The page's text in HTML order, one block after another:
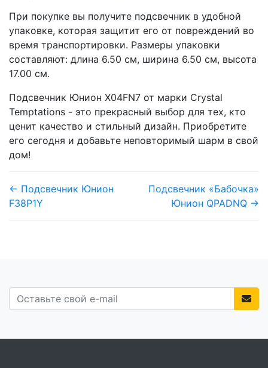
При покупке вы получите подсвечник в удобной
упаковке, которая защитит его от повреждений во
время транспортировки. Размеры упаковки
составляют: длина 6.50 см, ширина 6.50 см, высота
17.00 см.
Подсвечник Юнион X04FN7 от марки Crystal
Temptations - это прекрасный выбор для тех, кто
ценит качество и стильный дизайн. Приобретите
его сегодня и добавьте неповторимый шарм в свой
дом!
← Подсвечник Юнион
F38P1Y
Подсвечник «Бабочка»
Юнион QPADNQ →